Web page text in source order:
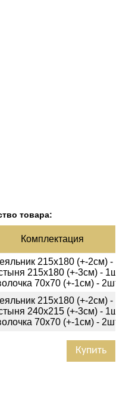
товара:
Ком­плек­тация
215х180 (+-2см) - 1шт
215х180 (+-3см) - 1шт
70х70 (+-1см) - 2шт
215х180 (+-2см) - 1шт
240х215 (+-3см) - 1шт
70х70 (+-1см) - 2шт
Купить